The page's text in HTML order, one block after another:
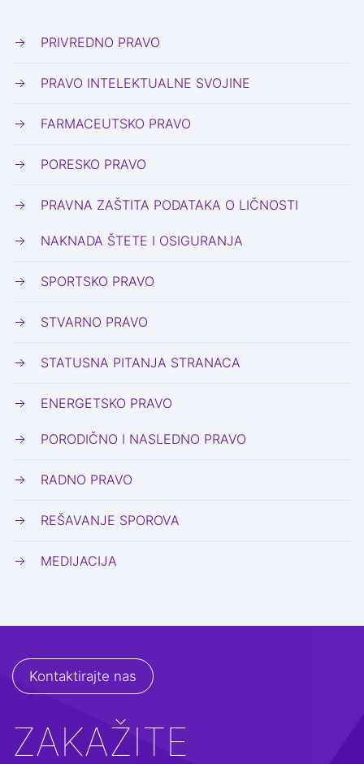
PRIVREDNO PRAVO
PRAVO INTELEKTUALNE SVOJINE
FARMACEUTSKO PRAVO
PORESKO PRAVO
PRAVNA ZAŠTITA PODATAKA O LIČNOSTI
NAKNADA ŠTETE I OSIGURANJA
SPORTSKO PRAVO
STVARNO PRAVO
STATUSNA PITANJA STRANACA
ENERGETSKO PRAVO
PORODIČNO I NASLEDNO PRAVO
RADNO PRAVO
REŠAVANJE SPOROVA
MEDIJACIJA
Kontaktirajte nas
ZAKAŽITE